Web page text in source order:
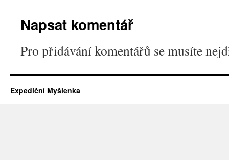
Napsat komentář
Pro přidávání komentářů se musíte
Expediční Myšlenka